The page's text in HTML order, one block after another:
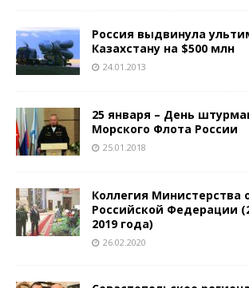
Россия выдвинула
Казахстану на $500 млн
24.01.2013
25 января – День
Морского Флота России
25.01.2018
Коллегия Министерства
Российской Федерации
2019 года)
26.02.2020